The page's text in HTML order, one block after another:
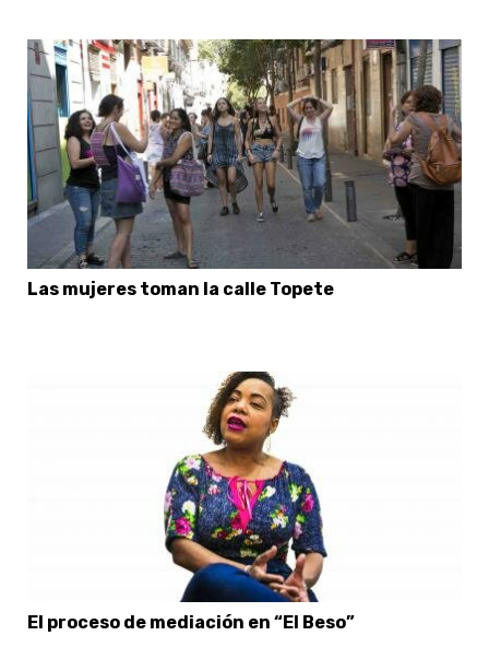
Las mujeres toman la calle Topete
El proceso de mediación en “El Beso”